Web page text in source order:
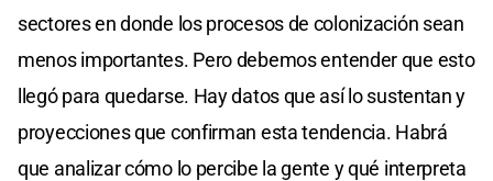
sectores en donde los procesos de colonización sean
menos importantes. Pero debemos entender que esto
llegó para quedarse. Hay datos que así lo sustentan y
proyecciones que confirman esta tendencia. Habrá
que analizar cómo lo percibe la gente y qué interpreta